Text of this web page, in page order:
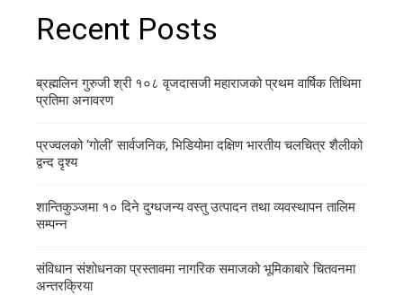
Recent Posts
ब्रह्मलिन गुरुजी श्री १०८ वृजदासजी महाराजको प्रथम वार्षिक तिथिमा
प्रतिमा अनावरण
प्रज्वलको ‘गोली’ सार्वजनिक, भिडियोमा दक्षिण भारतीय चलचित्र शैलीको
द्वन्द दृश्य
शान्तिकुञ्जमा १० दिने दुग्धजन्य वस्तु उत्पादन तथा व्यवस्थापन तालिम
सम्पन्न
संविधान संशोधनका प्रस्तावमा नागरिक समाजको भूमिकाबारे चितवनमा
अन्तरक्रिया